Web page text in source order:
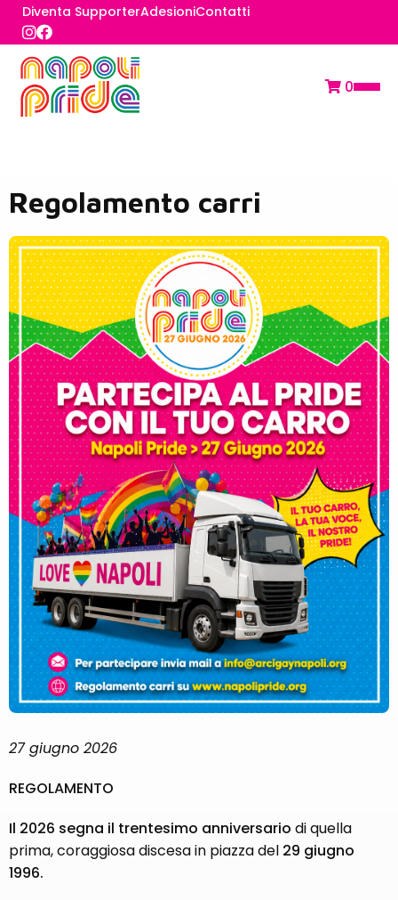
Diventa SupporterAdesioniContatti
0
Regolamento carri
27 giugno 2026
REGOLAMENTO
Il 2026 segna il trentesimo anniversario di quella
prima, coraggiosa discesa in piazza del 29 giugno
1996.